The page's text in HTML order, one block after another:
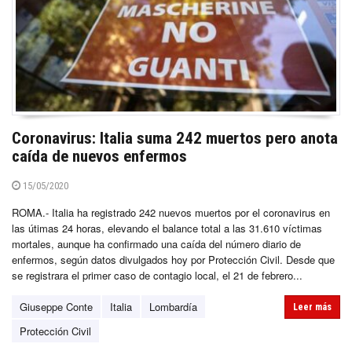
Coronavirus: Italia suma 242 muertos pero anota
caída de nuevos enfermos
15/05/2020
ROMA.- Italia ha registrado 242 nuevos muertos por el coronavirus en
las útimas 24 horas, elevando el balance total a las 31.610 víctimas
mortales, aunque ha confirmado una caída del número diario de
enfermos, según datos divulgados hoy por Protección Civil. Desde que
se registrara el primer caso de contagio local, el 21 de febrero...
Giuseppe Conte Italia
Lombardía
Protección Civil
Leer más